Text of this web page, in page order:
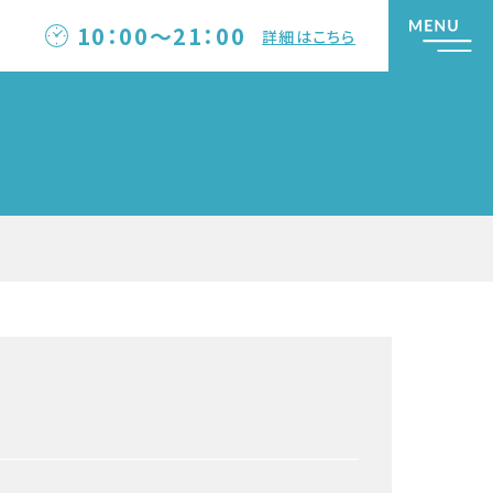
10：00～21：00 詳細はこちら